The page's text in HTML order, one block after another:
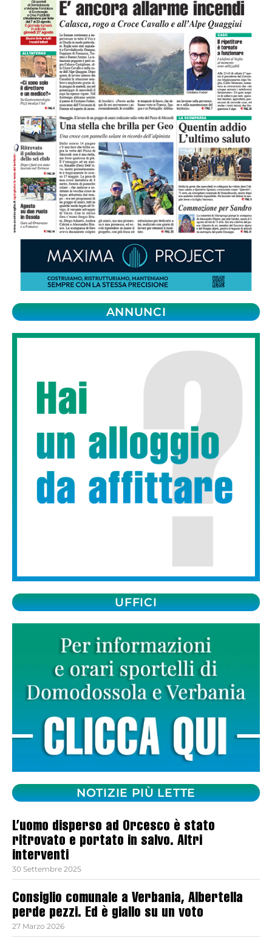
ANNUNCI
UFFICI
NOTIZIE PIÙ LETTE
L’uomo disperso ad Orcesco è stato
ritrovato e portato in salvo. Altri
interventi
30 Settembre 2025
Consiglio comunale a Verbania, Albertella
perde pezzi. Ed è giallo su un voto
27 Marzo 2026